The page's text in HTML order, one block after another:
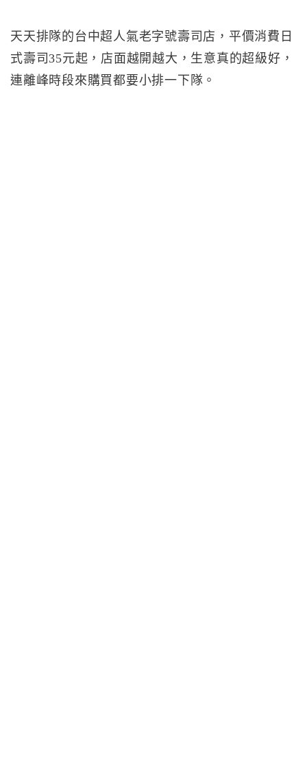
天天排隊的台中超人氣老字號壽司店，平價消費日
式壽司35元起，店面越開越大，生意真的超級好，
連離峰時段來購買都要小排一下隊。